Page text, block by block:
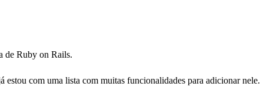
de Ruby on Rails.
com uma lista com muitas funcionalidades para adicionar nele.